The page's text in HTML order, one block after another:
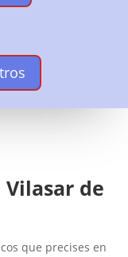
de
que precises en